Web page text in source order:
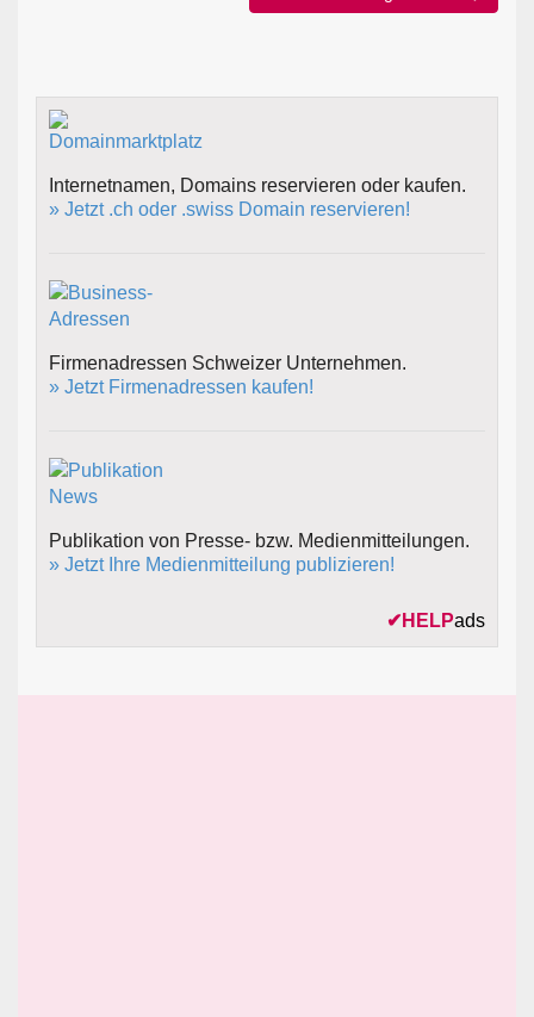
Internetnamen, Domains reservieren oder kaufen.
» Jetzt .ch oder .swiss Domain reservieren!
Firmenadressen Schweizer Unternehmen.
» Jetzt Firmenadressen kaufen!
Publikation von Presse- bzw. Medienmitteilungen.
» Jetzt Ihre Medienmitteilung publizieren!
✔ HELPads